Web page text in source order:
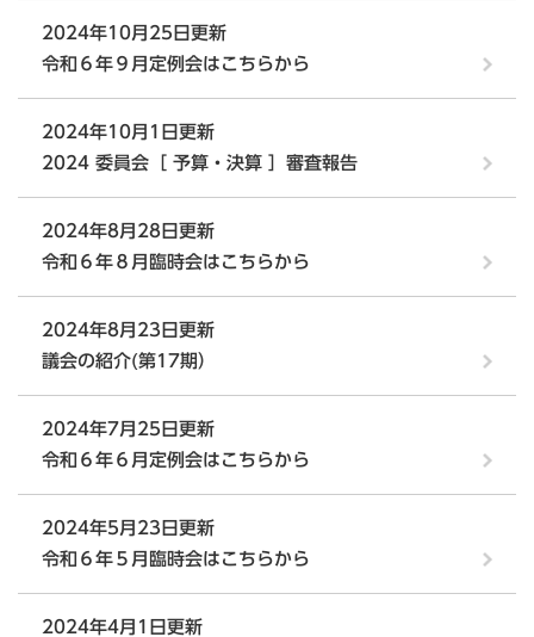
2024年10月25日更新
令和６年９月定例会はこちらから
2024年10月1日更新
2024 委員会［ 予算・決算 ］審査報告
2024年8月28日更新
令和６年８月臨時会はこちらから
2024年8月23日更新
議会の紹介(第17期）
2024年7月25日更新
令和６年６月定例会はこちらから
2024年5月23日更新
令和６年５月臨時会はこちらから
2024年4月1日更新